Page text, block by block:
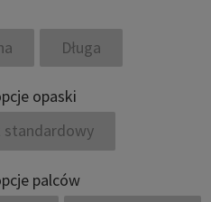
Długa
opaski
standardowy
palców